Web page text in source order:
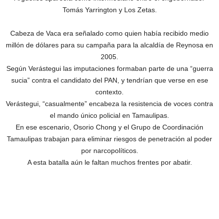
Tomás Yarrington y Los Zetas.
Cabeza de Vaca era señalado como quien había recibido medio
millón de dólares para su campaña para la alcaldía de Reynosa en
2005.
Según Verástegui las imputaciones formaban parte de una “guerra
sucia” contra el candidato del PAN, y tendrían que verse en ese
contexto.
Verástegui, “casualmente” encabeza la resistencia de voces contra
el mando único policial en Tamaulipas.
En ese escenario, Osorio Chong y el Grupo de Coordinación
Tamaulipas trabajan para eliminar riesgos de penetración al poder
por narcopolíticos.
A esta batalla aún le faltan muchos frentes por abatir.